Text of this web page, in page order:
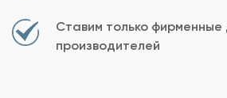
Ставим только фирменные
производителей